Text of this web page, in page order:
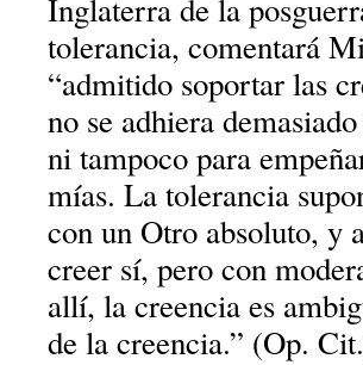
Inglaterra de la
tolerancia, comentará
“admitido soportar las
no se adhiera
ni tampoco para
mías. La tolerancia
con un Otro absoluto, y
creer sí, pero con
allí, la creencia es
de la creencia.” (Op.